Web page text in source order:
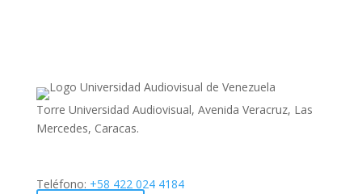
Torre Universidad Audiovisual, Avenida Veracruz, Las
Mercedes, Caracas.
Teléfono: +58 422 024 4184